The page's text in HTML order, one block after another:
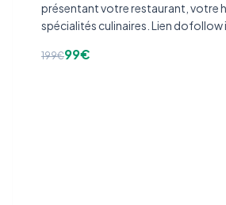
présentant votre restaurant, votre
spécialités culinaires. Lien dofollow
199€99€